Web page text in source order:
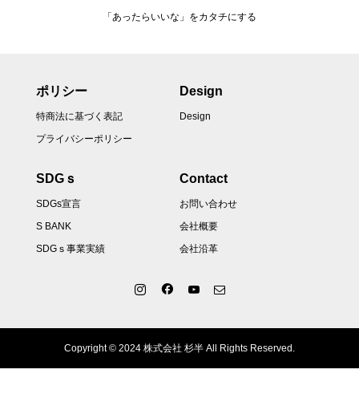
「あったらいいな」をカタチにする
ポリシー
特商法に基づく表記
プライバシーポリシー
Design
Design
SDGｓ
SDGs宣言
S BANK
SDGｓ事業実績
Contact
お問い合わせ
会社概要
会社沿革
Copyright © 2024 株式会社 杉半 All Rights Reserved.